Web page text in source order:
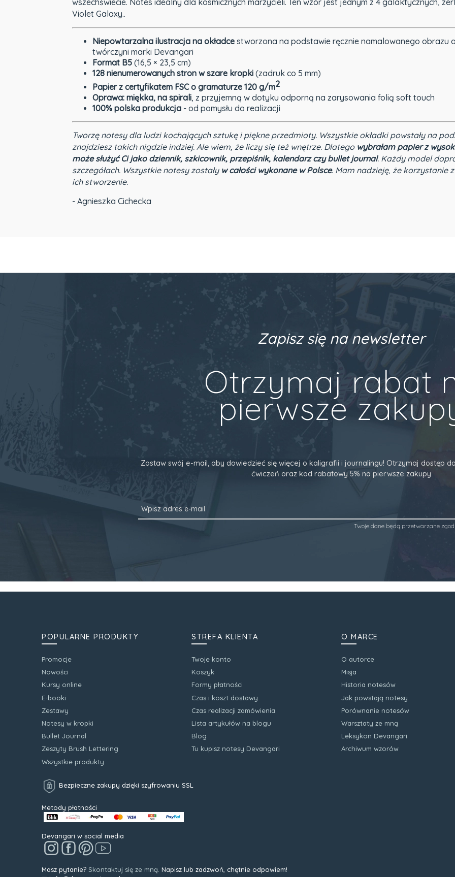
wszechświecie. Notes idealny dla kosmicznych marzycieli. Ten wzór jest jednym z 4 galaktycznych,
Violet Galaxy..
Niepowtarzalna ilustracja na okładce stworzona na podstawie ręcznie namalowanego obrazu
twórczyni marki Devangari
Format B5 (16,5 × 23,5 cm)
128 nienumerowanych stron w szare kropki (zadruk co 5 mm)
Papier z certyfikatem FSC o gramaturze 120 g/m2
Oprawa: miękka, na spirali, z przyjemną w dotyku odporną na zarysowania folią soft touch
100% polska produkcja - od pomysłu do realizacji
Tworzę notesy dla ludzi kochających sztukę i piękne przedmioty. Wszystkie okładki powstały na
znajdziesz takich nigdzie indziej. Ale wiem, że liczy się też wnętrze. Dlatego wybrałam papier z
może służyć Ci jako dziennik, szkicownik, przepiśnik, kalendarz czy bullet journal. Każdy model
szczegółach. Wszystkie notesy zostały w całości wykonane w Polsce. Mam nadzieję, że korzystanie
ich stworzenie.
- Agnieszka Cichecka
Zapisz się na newsletter
Otrzymaj rabat
pierwsze
Zostaw swój e-mail, aby dowiedzieć się więcej o kaligrafii i journalingu! Otrzymaj dostęp
ćwiczeń oraz kod rabatowy 5% na pierwsze zakupy
Twoje dane będą przetwarzane
POPULARNE PRODUKTY
Promocje
Nowości
Kursy online
E-booki
Zestawy
Notesy w kropki
Bullet Journal
Zeszyty Brush Lettering
Wszystkie produkty
STREFA KLIENTA
Twoje konto
Koszyk
Formy płatności
Czas i koszt dostawy
Czas realizacji zamówienia
Lista artykułów na blogu
Blog
Tu kupisz notesy Devangari
O MARCE
O autorce
Misja
Historia notesów
Jak powstają notesy
Porównanie notesów
Warsztaty ze mną
Leksykon Devangari
Archiwum wzorów
Bezpieczne zakupy dzięki szyfrowaniu SSL
Metody płatności
Devangari w social media
Masz pytanie? Skontaktuj się ze mną. Napisz lub zadzwoń, chętnie odpowiem!